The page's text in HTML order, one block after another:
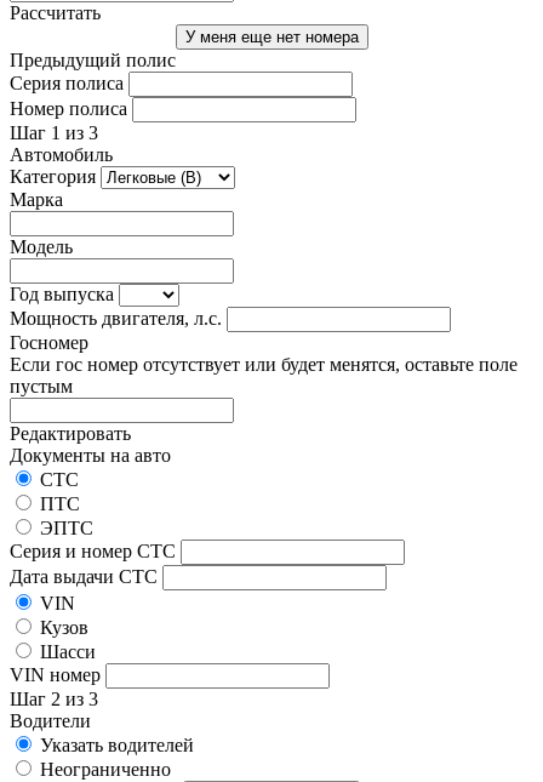
Рассчитать
У меня еще нет номера
Предыдущий полис
Серия полиса
Номер полиса
Шаг 1 из 3
Автомобиль
Категория
Марка
Модель
Год выпуска
Мощность двигателя, л.с.
Госномер
Если гос номер отсутствует или будет менятся, оставьте поле
пустым
Редактировать
Документы на авто
СТС
ПТС
ЭПТС
Серия и номер СТС
Дата выдачи СТС
VIN
Кузов
Шасси
VIN номер
Шаг 2 из 3
Водители
Указать водителей
Неограниченно